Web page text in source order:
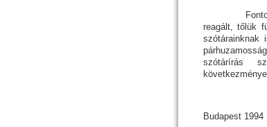
Fontos
reagált, tőlük
szótárainknak
szótárírás
Budapest 1994